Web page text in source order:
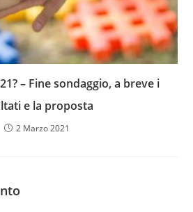
– Fine sondaggio, a breve i
e la proposta
2 Marzo 2021